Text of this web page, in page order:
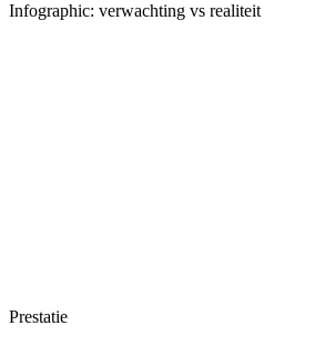
Infographic: verwachting vs realiteit
Prestatie